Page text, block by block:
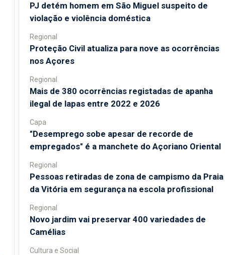
PJ detém homem em São Miguel suspeito de
violação e violência doméstica
Regional
Proteção Civil atualiza para nove as ocorrências
nos Açores
Regional
Mais de 380 ocorrências registadas de apanha
ilegal de lapas entre 2022 e 2026
Capa
"Desemprego sobe apesar de recorde de
empregados" é a manchete do Açoriano Oriental
Regional
Pessoas retiradas de zona de campismo da Praia
da Vitória em segurança na escola profissional
Regional
Novo jardim vai preservar 400 variedades de
Camélias
Cultura e Social